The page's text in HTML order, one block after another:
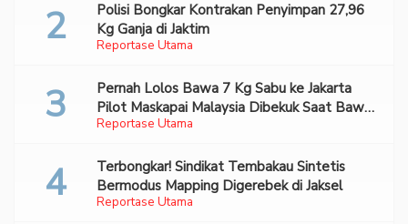
Reportase Utama
Polisi Bongkar Kontrakan Penyimpan 27,96
Kg Ganja di Jaktim
Reportase Utama
Pernah Lolos Bawa 7 Kg Sabu ke Jakarta
Pilot Maskapai Malaysia Dibekuk Saat Bawa
70 Ribu Pil Ekstasi Di Bandara Soetta
Reportase Utama
Terbongkar! Sindikat Tembakau Sintetis
Bermodus Mapping Digerebek di Jaksel